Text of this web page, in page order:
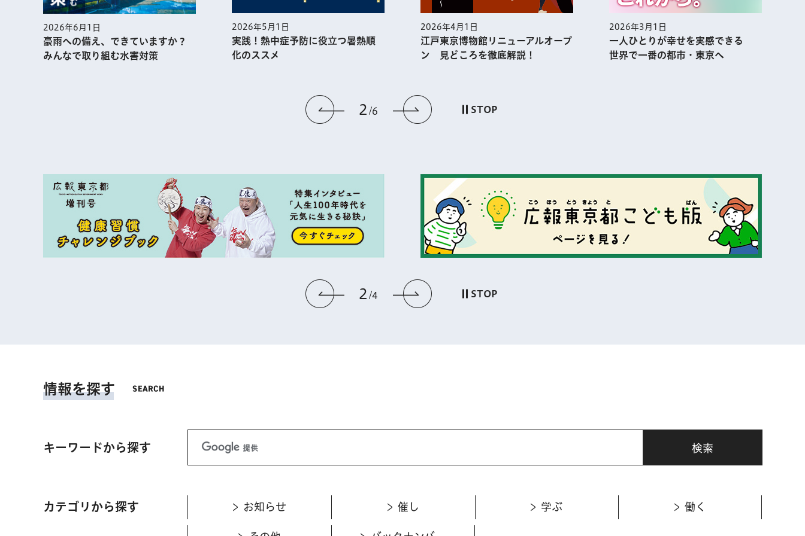
前のスライドを表示
2 6 次のスライドを表示
STOP
2026年6月1日
豪雨への備え、できていますか？
みんなで取り組む水害対策
2026年5月1日
実践！熱中症予防に役⽴つ暑熱順
化のススメ
2026年4月1日
江戸東京博物館リニューアルオープ
ン 見どころを徹底解説！
2026年3月1日
一人ひとりが幸せを実感できる
世界で一番の都市・東京へ
前のスライドを表示
2 4 次のスライドを表示
STOP
情報を探す
キーワードから探す
カテゴリから探す お知らせ 催し 学ぶ 働く